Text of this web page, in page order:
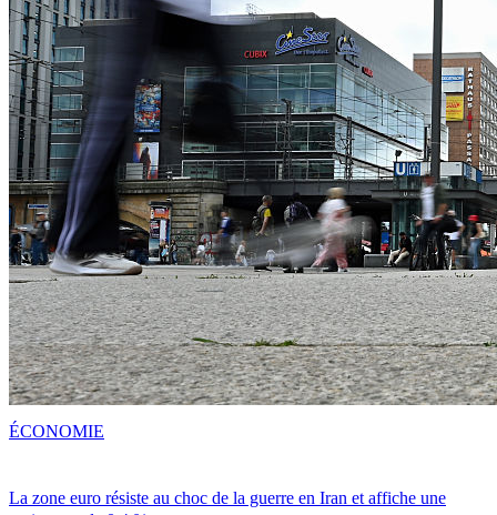
La zone euro résiste au choc de la guerre en Iran et affiche une
ÉCONOMIE